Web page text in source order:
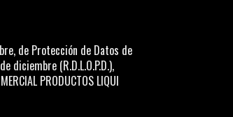
de Protección de Datos de
diciembre (R.D.L.O.P.D.),
PRODUCTOS LIQUI